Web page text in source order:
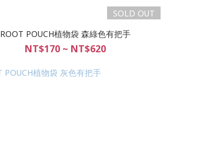
SOLD OUT
ROOT POUCH植物袋 森綠色有把手
NT$170 ~ NT$620